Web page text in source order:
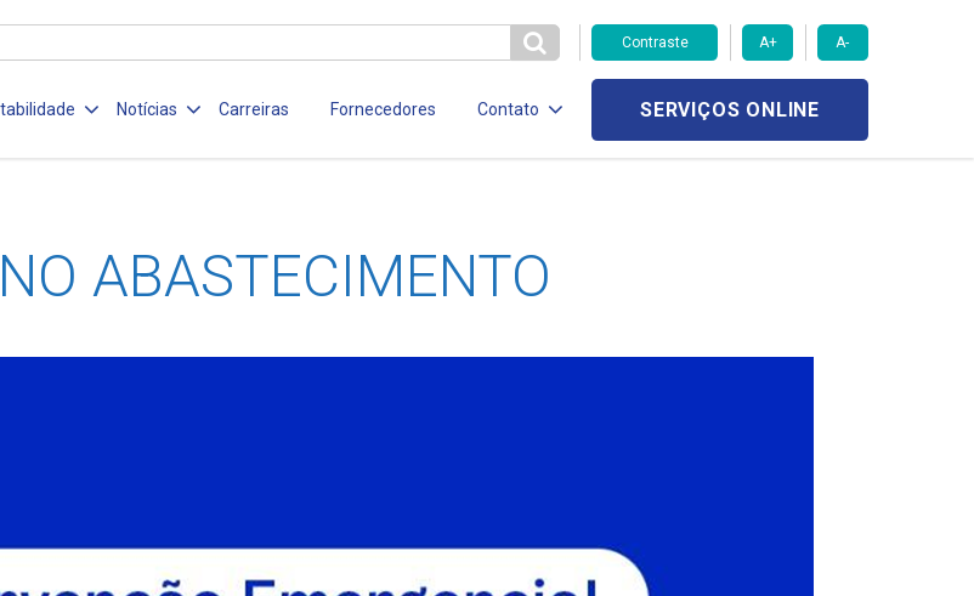
Contraste A+ A-
Notícias Carreiras Fornecedores Contato SERVIÇOS ONLINE
ABASTECIMENTO